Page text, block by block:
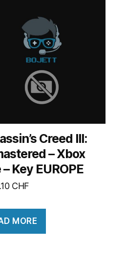
Creed III:
– Xbox
– Key EUROPE
CHF
MORE